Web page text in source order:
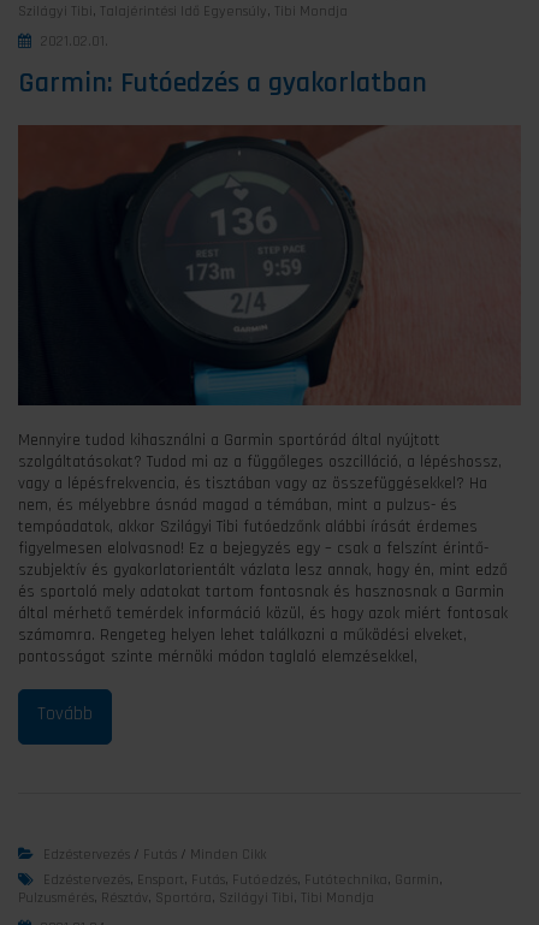
Szilágyi Tibi, Talajérintési Idő Egyensúly, Tibi Mondja
2021.02.01.
Garmin: Futóedzés a gyakorlatban
Mennyire tudod kihasználni a Garmin sportórád által nyújtott
szolgáltatásokat? Tudod mi az a függőleges oszcilláció, a lépéshossz,
vagy a lépésfrekvencia, és tisztában vagy az összefüggésekkel? Ha
nem, és mélyebbre ásnád magad a témában, mint a pulzus- és
tempóadatok, akkor Szilágyi Tibi futóedzőnk alábbi írását érdemes
figyelmesen elolvasnod! Ez a bejegyzés egy – csak a felszínt érintő-
szubjektív és gyakorlatorientált vázlata lesz annak, hogy én, mint edző
és sportoló mely adatokat tartom fontosnak és hasznosnak a Garmin
által mérhető temérdek információ közül, és hogy azok miért fontosak
számomra. Rengeteg helyen lehet találkozni a működési elveket,
pontosságot szinte mérnöki módon taglaló elemzésekkel,
Edzéstervezés / Futás / Minden Cikk
Edzéstervezés, Ensport , Futás, Futóedzés, Futótechnika, Garmin ,
Pulzusmérés, Résztáv , Sportóra, Szilágyi Tibi, Tibi Mondja